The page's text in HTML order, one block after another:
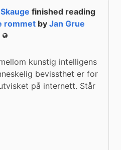
finished reading
rommet by Jan Grue
Public
kunstig intelligens
bevissthet er for
på internett. Står